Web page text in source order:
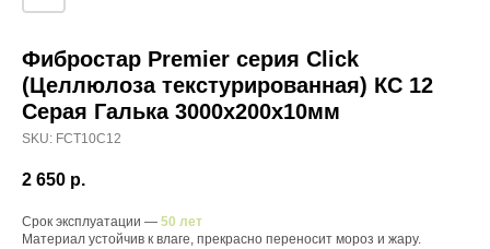
Фибростар Premier серия Click
(Целлюлоза текстурированная) КС 12
Серая Галька 3000х200х10мм
SKU: FCT10C12
2 650 р.
Срок эксплуатации — 50 лет
Материал устойчив к влаге, прекрасно переносит мороз и жару.